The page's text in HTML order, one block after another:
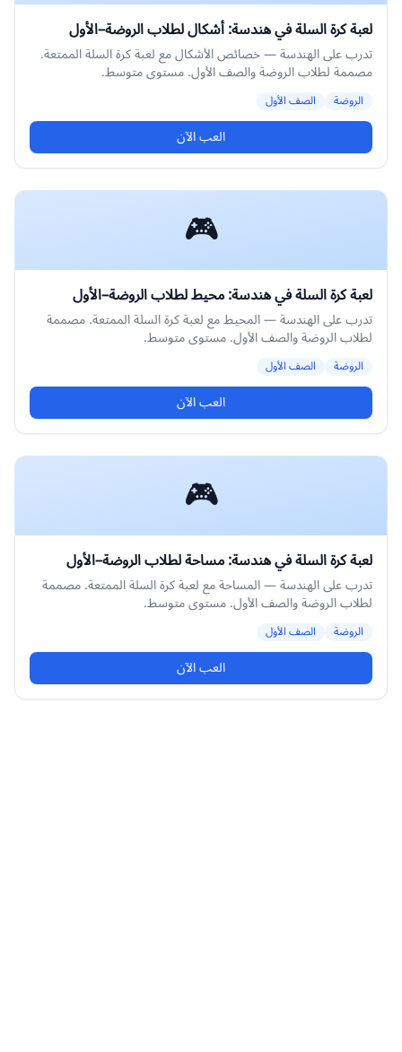
لعبة كرة السلة في هندسة: أشكال لطلاب الروضة–الأول
تدرب على الهندسة — خصائص الأشكال مع لعبة كرة السلة الممتعة.
مصممة لطلاب الروضة والصف الأول. مستوى متوسط.
الروضة الصف الأول
العب الآن
🎮
لعبة كرة السلة في هندسة: محيط لطلاب الروضة–الأول
تدرب على الهندسة — المحيط مع لعبة كرة السلة الممتعة. مصممة
لطلاب الروضة والصف الأول. مستوى متوسط.
الروضة الصف الأول
العب الآن
🎮
لعبة كرة السلة في هندسة: مساحة لطلاب الروضة–الأول
تدرب على الهندسة — المساحة مع لعبة كرة السلة الممتعة. مصممة
لطلاب الروضة والصف الأول. مستوى متوسط.
الروضة الصف الأول
العب الآن